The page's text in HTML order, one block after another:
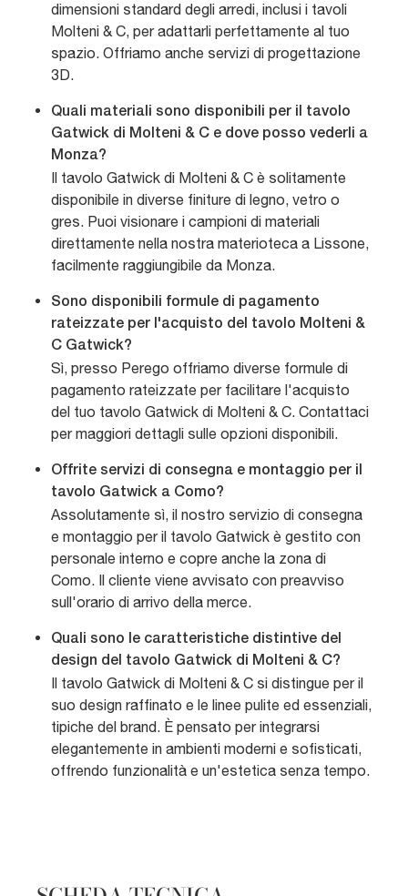
dimensioni standard degli arredi, inclusi i tavoli
Molteni & C, per adattarli perfettamente al tuo
spazio. Offriamo anche servizi di progettazione
3D.
Quali materiali sono disponibili per il tavolo
Gatwick di Molteni & C e dove posso vederli a
Monza?
Il tavolo Gatwick di Molteni & C è solitamente
disponibile in diverse finiture di legno, vetro o
gres. Puoi visionare i campioni di materiali
direttamente nella nostra materioteca a Lissone,
facilmente raggiungibile da Monza.
Sono disponibili formule di pagamento
rateizzate per l'acquisto del tavolo Molteni &
C Gatwick?
Sì, presso Perego offriamo diverse formule di
pagamento rateizzate per facilitare l'acquisto
del tuo tavolo Gatwick di Molteni & C. Contattaci
per maggiori dettagli sulle opzioni disponibili.
Offrite servizi di consegna e montaggio per il
tavolo Gatwick a Como?
Assolutamente sì, il nostro servizio di consegna
e montaggio per il tavolo Gatwick è gestito con
personale interno e copre anche la zona di
Como. Il cliente viene avvisato con preavviso
sull'orario di arrivo della merce.
Quali sono le caratteristiche distintive del
design del tavolo Gatwick di Molteni & C?
Il tavolo Gatwick di Molteni & C si distingue per il
suo design raffinato e le linee pulite ed essenziali,
tipiche del brand. È pensato per integrarsi
elegantemente in ambienti moderni e sofisticati,
offrendo funzionalità e un'estetica senza tempo.